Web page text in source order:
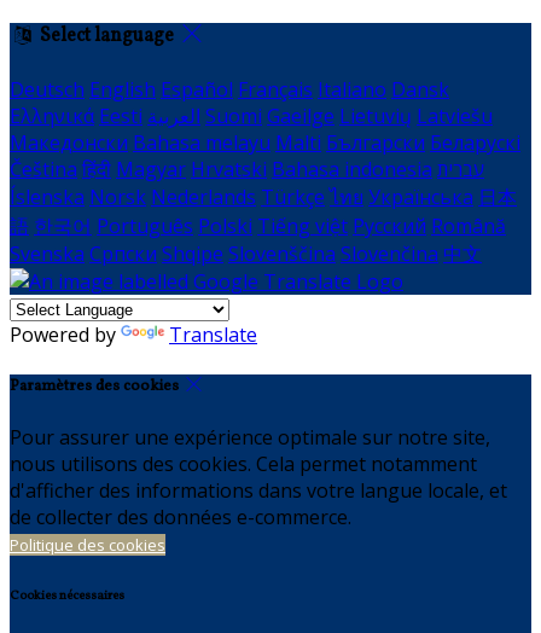
Select language
Deutsch English Español Français Italiano Dansk
Ελληνικά Eesti العربية Suomi Gaeilge Lietuvių Latviešu
Македонски Bahasa melayu Malti Български Беларускі
Čeština हिंदी Magyar Hrvatski Bahasa indonesia עברית
Íslenska Norsk Nederlands Türkçe ไทย Українська 日本
語 한국어 Português Polski Tiếng việt Русский Română
Svenska Српски Shqipe Slovenščina Slovenčina 中文
Powered by Translate
Paramètres des cookies
Pour assurer une expérience optimale sur notre site,
nous utilisons des cookies. Cela permet notamment
d'afficher des informations dans votre langue locale, et
de collecter des données e-commerce.
Politique des cookies
Cookies nécessaires